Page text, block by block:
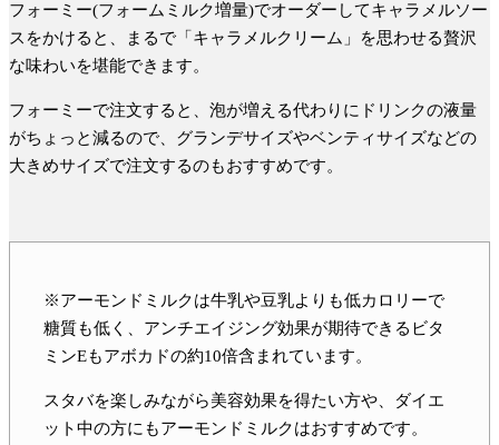
フォーミー(フォームミルク増量)でオーダーしてキャラメルソー
スをかけると、まるで「 キャラメルクリーム 」を思わせる贅沢
な味わいを堪能できます。
フォーミーで注文すると、 泡が増える代わりにドリンクの液量
がちょっと減るので、グランデサイズやベンティサイズなどの
大きめサイズで注文するのもおすすめです。
※アーモンドミルクは牛乳や豆乳よりも低カロリーで
糖質も低く、アンチエイジング効果が期待できるビタ
ミンEもアボカドの約10倍含まれています。
スタバを楽しみながら美容効果を得たい方や、ダイエ
ット中の方にもアーモンドミルクはおすすめです。